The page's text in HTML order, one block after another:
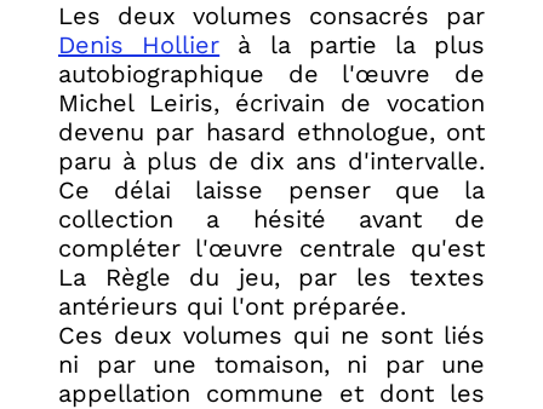
Les deux volumes consacrés par
Denis Hollier à la partie la plus
autobiographique de l'œuvre de
Michel Leiris, écrivain de vocation
devenu par hasard ethnologue, ont
paru à plus de dix ans d'intervalle.
Ce délai laisse penser que la
collection a hésité avant de
compléter l'œuvre centrale qu'est
La Règle du jeu, par les textes
antérieurs qui l'ont préparée.
Ces deux volumes qui ne sont liés
ni par une tomaison, ni par une
appellation commune et dont les